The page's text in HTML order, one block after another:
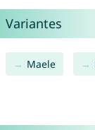
Variantes
Maele